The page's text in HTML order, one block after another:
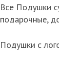
Всe Подушки
подарочные,
Подушки с